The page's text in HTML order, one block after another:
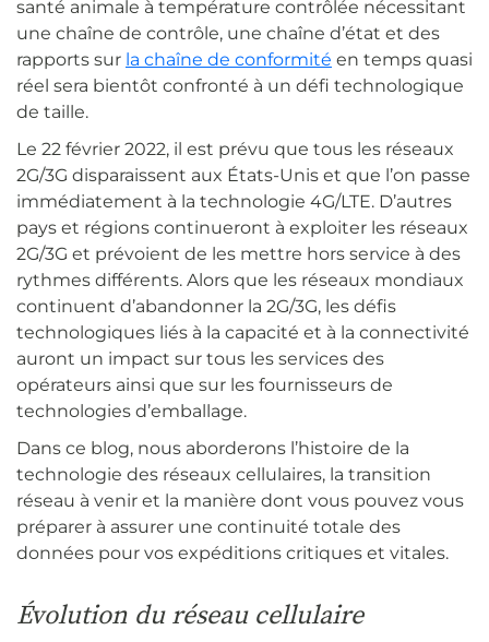
santé animale à température contrôlée nécessitant
une chaîne de contrôle, une chaîne d’état et des
rapports sur la chaîne de conformité en temps quasi
réel sera bientôt confronté à un défi technologique
de taille.
Le 22 février 2022, il est prévu que tous les réseaux
2G/3G disparaissent aux États-Unis et que l’on passe
immédiatement à la technologie 4G/LTE. D’autres
pays et régions continueront à exploiter les réseaux
2G/3G et prévoient de les mettre hors service à des
rythmes différents. Alors que les réseaux mondiaux
continuent d’abandonner la 2G/3G, les défis
technologiques liés à la capacité et à la connectivité
auront un impact sur tous les services des
opérateurs ainsi que sur les fournisseurs de
technologies d’emballage.
Dans ce blog, nous aborderons l’histoire de la
technologie des réseaux cellulaires, la transition
réseau à venir et la manière dont vous pouvez vous
préparer à assurer une continuité totale des
données pour vos expéditions critiques et vitales.
Évolution du réseau cellulaire